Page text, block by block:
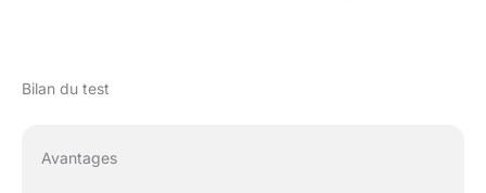
Bilan du test
Avantages